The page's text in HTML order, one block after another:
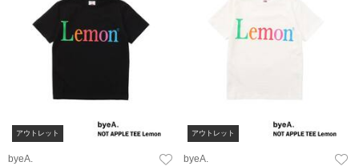
アウトレット
byeA.
アウトレット
byeA.